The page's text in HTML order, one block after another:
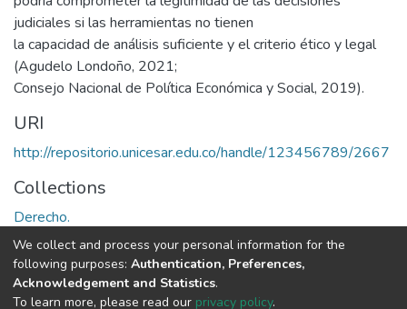
judiciales si las herramientas no tienen
la capacidad de análisis suficiente y el criterio ético y legal
(Agudelo Londoño, 2021;
Consejo Nacional de Política Económica y Social, 2019).
URI
http://repositorio.unicesar.edu.co/handle/123456789/2667
Collections
Derecho.
Full item page
We collect and process your personal information for the
following purposes: Authentication, Preferences,
Acknowledgement and Statistics.
To learn more, please read our privacy policy.